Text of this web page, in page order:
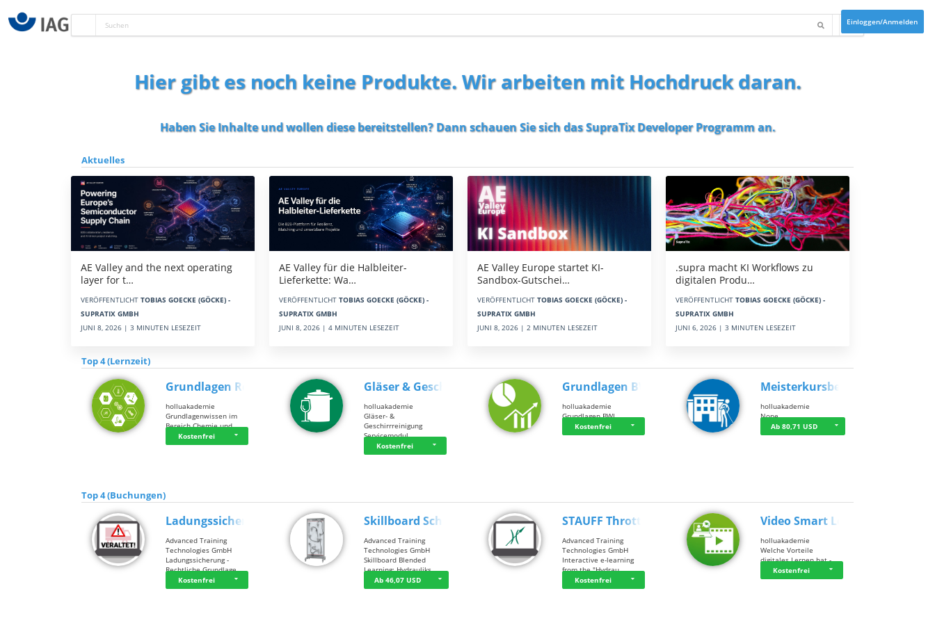
Einloggen/Anmelden
Hier gibt es noch keine Produkte. Wir arbeiten mit Hochdruck daran.
Haben Sie Inhalte und wollen diese bereitstellen? Dann schauen Sie sich dasSupraTix Developer Programman.
Aktuelles
AE Valley and the next operating
layer for t…
VERÖFFENTLICHT TOBIAS GOECKE (GÖCKE) -
SUPRATIX GMBH
JUNI 8, 2026 | 3 MINUTEN LESEZEIT
AE Valley für die Halbleiter-
Lieferkette: Wa…
VERÖFFENTLICHT TOBIAS GOECKE (GÖCKE) -
SUPRATIX GMBH
JUNI 8, 2026 | 4 MINUTEN LESEZEIT
AE Valley Europe startet KI-
Sandbox-Gutschei…
VERÖFFENTLICHT TOBIAS GOECKE (GÖCKE) -
SUPRATIX GMBH
JUNI 8, 2026 | 2 MINUTEN LESEZEIT
.supra macht KI Workflows zu
digitalen Produ…
VERÖFFENTLICHT TOBIAS GOECKE (GÖCKE) -
SUPRATIX GMBH
JUNI 6, 2026 | 3 MINUTEN LESEZEIT
Top 4 (Lernzeit)
Grundlagen Rein…
holluakademie
Grundlagenwissen im
Bereich Chemie und …
Kostenfrei
Gläser & Geschi…
holluakademie
Gläser- &
Geschirrreinigung
Servicemodul
Kostenfrei
Grundlagen BWL
holluakademie
Grundlagen BWL
Kostenfrei
Meisterkursbegl…
holluakademie
None
Ab 80,71 USD
Top 4 (Buchungen)
Ladungssicherung
Advanced Training
Technologies GmbH
Ladungssicherung -
Rechtliche Grundlage…
Kostenfrei
Skillboard Schl…
Advanced Training
Technologies GmbH
Skillboard Blended
Learning: Hydrauliks…
Ab 46,07 USD
STAUFF Throttle…
Advanced Training
Technologies GmbH
Interactive e-learning
from the "Hydrau…
Kostenfrei
Video Smart Lea…
holluakademie
Welche Vorteile
digitales Lernen hat - …
Kostenfrei